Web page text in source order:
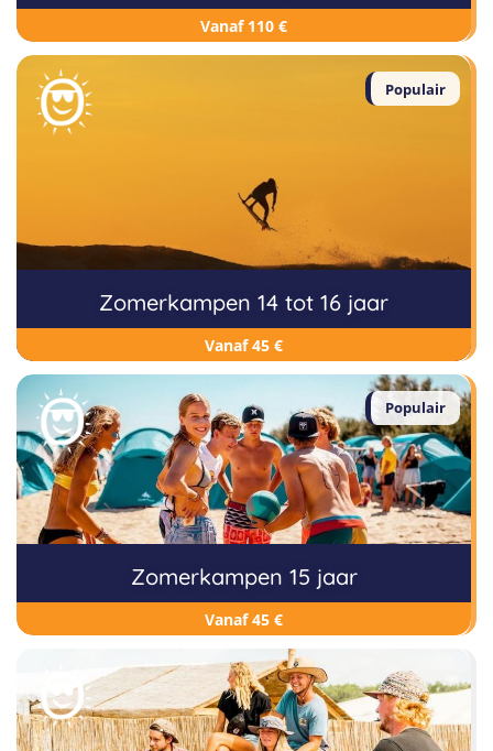
Vind jouw perfecte kamp
Beantwoord een paar korte vragen en wij doen de rest.
Vanaf 110 €
Populair
Zomerkampen 14 tot 16 jaar
Vanaf 45 €
Populair
Zomerkampen 15 jaar
Vanaf 45 €